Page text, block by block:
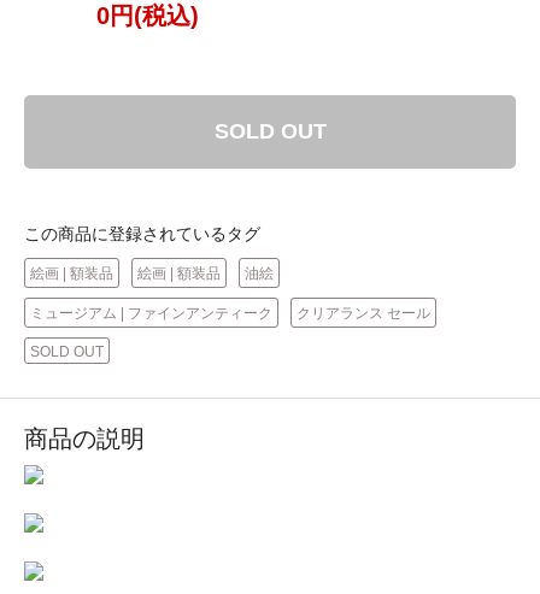
0円(税込)
SOLD OUT
この商品に登録されているタグ
絵画 | 額装品 絵画 | 額装品 油絵
ミュージアム | ファインアンティーク クリアランス セール
SOLD OUT
商品の説明